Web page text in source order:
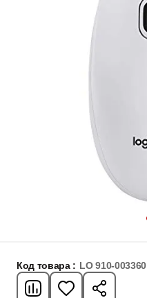
Код товара : LO 910-003360